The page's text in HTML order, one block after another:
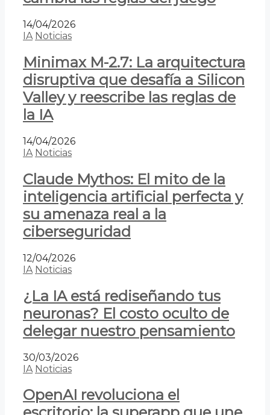
14/04/2026
IA Noticias
Minimax M-2.7: La arquitectura
disruptiva que desafía a Silicon
Valley y reescribe las reglas de
la IA
14/04/2026
IA Noticias
Claude Mythos: El mito de la
inteligencia artificial perfecta y
su amenaza real a la
ciberseguridad
12/04/2026
IA Noticias
¿La IA está rediseñando tus
neuronas? El costo oculto de
delegar nuestro pensamiento
30/03/2026
IA Noticias
OpenAI revoluciona el